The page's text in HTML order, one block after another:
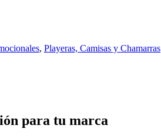
, Playeras, Camisas y Chamarras
para tu marca